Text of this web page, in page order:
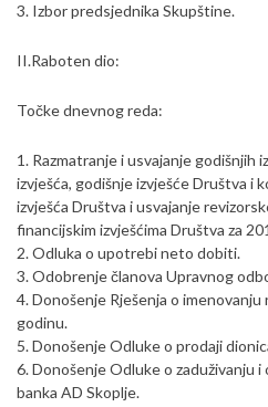
3. Izbor predsjednika Skupštine.
II.Raboten dio:
Točke dnevnog reda:
1. Razmatranje i usvajanje godišnjih
izvješća, godišnje izvješće Društva i
izvješća Društva i usvajanje
financijskim izvješćima Društva za
2. Odluka o upotrebi neto dobiti.
3. Odobrenje članova Upravnog
4. Donošenje Rješenja o
godinu.
5. Donošenje Odluke o prodaji
6. Donošenje Odluke o zaduživanju
banka AD Skoplje.